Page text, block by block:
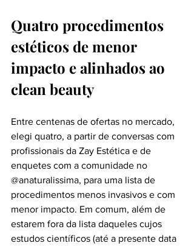
Quatro procedimentos
estéticos de menor
impacto e alinhados ao
clean beauty
Entre centenas de ofertas no mercado,
elegi quatro, a partir de conversas com
profissionais da Zay Estética e de
enquetes com a comunidade no
@anaturalissima, para uma lista de
procedimentos menos invasivos e com
menor impacto. Em comum, além de
estarem fora da lista daqueles cujos
estudos científicos (até a presente data